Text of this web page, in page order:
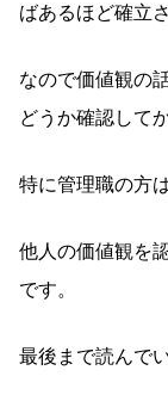
ばあるほど確立
なので価値観の
どうか確認して
特に管理職の方
他人の価値観を
です。
最後まで読んで